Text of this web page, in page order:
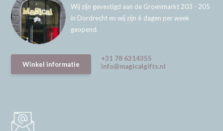
Wij zijn gevestigd aan de Groenmarkt 203 - 205
in Dordrecht en wij zijn 6 dagen per week
geopend.
Winkel informatie
+31 78 6314355
info@magicalgifts.nl